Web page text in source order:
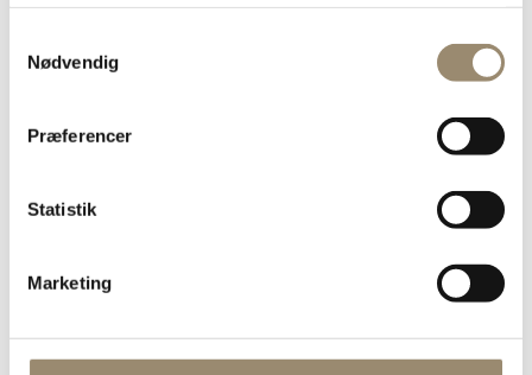
Nødvendig
Præferencer
Statistik
Marketing
Jura
Markedsføring og logo
Tvister og ankenævn
Markedsføring af din virksomhed